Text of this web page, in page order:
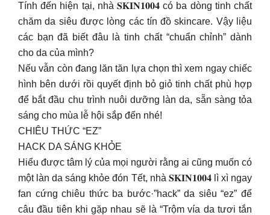
Tính đến hiện tại, nhà 𝐒𝐊𝐈𝐍𝟏𝟎𝟎𝟒 có ba dòng tinh chất
chăm da siêu được lòng các tín đồ skincare. Vậy liệu
các bạn đã biết đâu là tinh chất “chuẩn chỉnh” dành
cho da của mình?
Nếu vẫn còn đang lăn tăn lựa chọn thì xem ngay chiếc
hình bên dưới rồi quyết định bỏ giỏ tinh chất phù hợp
để bắt đầu chu trình nuôi dưỡng làn da, sẵn sàng tỏa
sáng cho mùa lễ hội sắp đến nhé!
CHIÊU THỨC “EZ”
HACK DA SÁNG KHỎE
Hiểu được tâm lý của mọi người rằng ai cũng muốn có
một làn da sáng khỏe đón Tết, nhà 𝐒𝐊𝐈𝐍𝟏𝟎𝟎𝟒 lì xì ngay
fan cứng chiêu thức ba bước·”hack” da siêu “ez” để
câu đầu tiên khi gặp nhau sẽ là “Trộm vía da tươi tắn